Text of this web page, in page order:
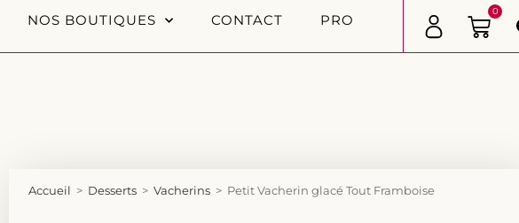
NOS BOUTIQUES CONTACT PRO
0
Accueil > Desserts > Vacherins > Petit Vacherin glacé Tout Framboise